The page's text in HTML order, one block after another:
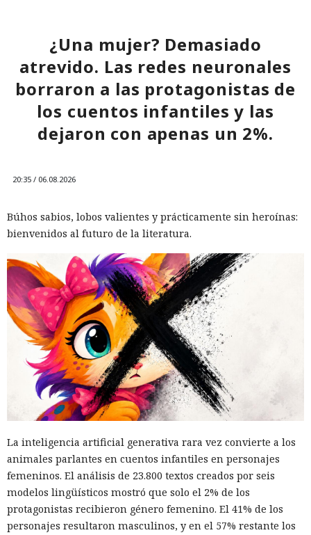
no quedó impune: detenido el
autor, ya espera sentencia en
una celda.
10:34 / 07.08.2026
El canadiense Connor Riley Muka ganó dinero durante
muchos meses con datos robados de otras personas, antes
uno de los mayores hackeos de los últimos años — ataque a
la plataforma en la nube Snowflake.
Muka, de 26 años, se declaró culpable de cargos de fraude
informático y telefónico, robo agravado de datos personales
y conspiración en un tribunal federal del estado de
¿Una mujer? Demasiado
atrevido. Las redes neuronales
borraron a las protagonistas de
los cuentos infantiles y las
dejaron con apenas un 2%.
20:35 / 06.08.2026
Búhos sabios, lobos valientes y prácticamente sin heroínas:
bienvenidos al futuro de la literatura.
La inteligencia artificial generativa rara vez convierte a los
animales parlantes en cuentos infantiles en personajes
femeninos. El análisis de 23.800 textos creados por seis
modelos lingüísticos mostró que solo el 2% de los
protagonistas recibieron género femenino. El 41% de los
personajes resultaron masculinos, y en el 57% restante los